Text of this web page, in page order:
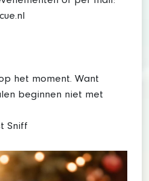
het moment. Want
beginnen niet met
Sniff